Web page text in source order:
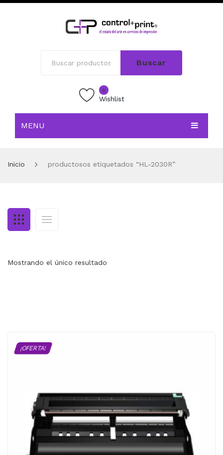
Buscar
0
Wishlist
MENU
TIENDA
CONTACTO
MI CUENTA
Inicio productosos etiquetados “HL-2030R”
Mostrando el único resultado
¡OFERTA!